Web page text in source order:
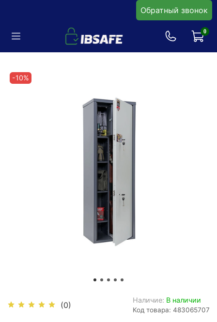
Обратный звонок
0
-10%
(0)
Наличие: В наличии
Код товара: 483065707